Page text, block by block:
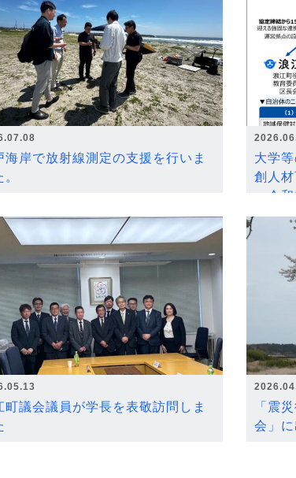
海岸で放射線測定の支援を行いま
大学
創人
～令
町議会議員が学長を表敬訪問しま
「震
会」